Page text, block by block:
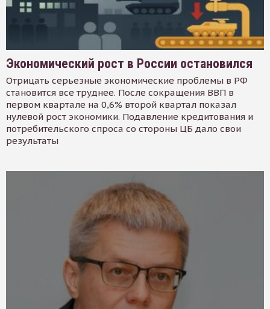
Экономический рост в России остановился
Отрицать серьезные экономические проблемы в РФ
становится все труднее. После сокращения ВВП в
первом квартале на 0,6% второй квартал показал
нулевой рост экономики. Подавление кредитования и
потребительского спроса со стороны ЦБ дало свои
результаты